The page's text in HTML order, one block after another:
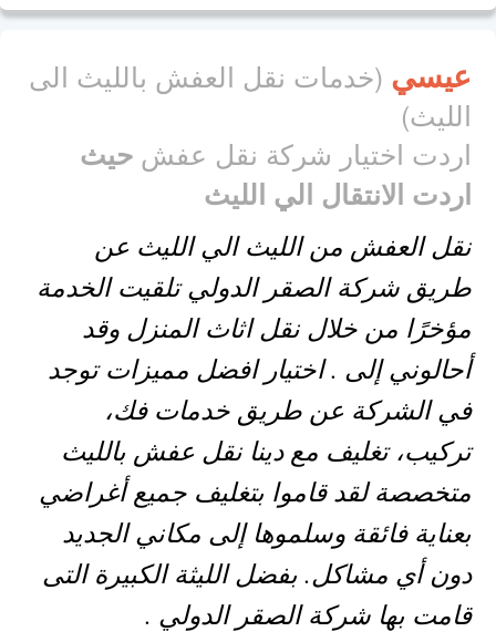
عيسي (خدمات نقل العفش بالليث الى
الليث)
اردت اختيار شركة نقل عفشحيث
اردت الانتقال الي الليث
نقل العفش من الليث الي الليث عن
طريق شركة الصقر الدولي تلقيت الخدمة
مؤخرًا من خلال نقل اثاث المنزل وقد
أحالوني إلى . اختيار افضل مميزات توجد
في الشركة عن طريق خدمات فك،
تركيب، تغليف مع دينا نقل عفش بالليث
متخصصة لقد قاموا بتغليف جميع أغراضي
بعناية فائقة وسلموها إلى مكاني الجديد
دون أي مشاكل. بفضل الليثة الكبيرة التى
قامت بها شركة الصقر الدولي .